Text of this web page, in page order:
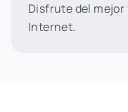
Disfrute del mejor
Internet.